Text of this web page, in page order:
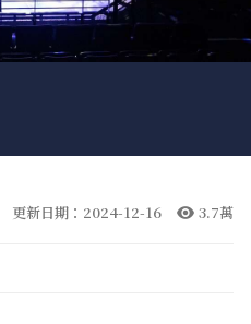
更新日期：2024-12-16 3.7萬